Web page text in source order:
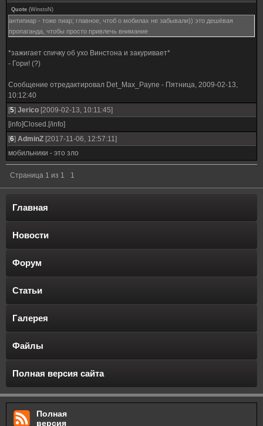
Quote (WinstoN )
антипиар - тоже пиар; главное, чтоб о мобилах не забывали)) это дешёвая
пропаганда, чтобы просто привлечь внимание
*зажигает спичку об ухо Винстона и закуривает*
- Гори! (?)
Сообщение отредактировал Det_Max_Payne - Пятница, 2009-02-13,
10:12:40
[5] Jerico [2009-02-13, 10:11:45]
[info]Closed.[/info]
[6] AdminZ [2017-11-06, 12:57:11]
мобильники - это зло
Страница 1 из 1 1
Главная
Новости
Форум
Статьи
Галерея
Файлы
Полная версия сайта
Полная
версия